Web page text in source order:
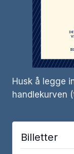
Husk å legge
handlekurven
Billetter